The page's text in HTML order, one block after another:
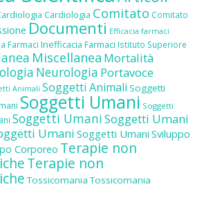
Cardiologia Comitato Comitato
Documenti Efficacia farmaci
Farmaci Inefficacia Farmaci Istituto Superiore
Miscellanea Mortalità
Neurologia Portavoce
Animali Soggetti Animali Soggetti
Soggetti Umani Soggetti
Soggetti UmaniSoggetti Umani
Umani Soggetti Umani Sviluppo
Corporeo Terapie non
Terapie non
Tossicomania Tossicomania